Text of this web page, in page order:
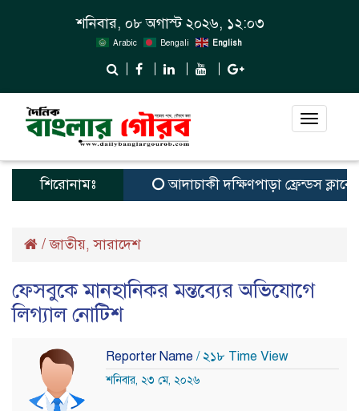
শনিবার, ০৮ অগাস্ট ২০২৬, ১২:০৩
Arabic Bengali English
Toggle
শিরোনামঃ আদাচাকী দক্ষিণপাড়া ফ্রেন্ডস ক্লাবের
/জাতীয়,সারাদেশ
ফেসবুকে মানহানিকর মন্তব্যের অভিযোগে
লিগ্যাল নোটিশ
Reporter Name / ২১৮ Time View
শনিবার, ২৩ মে, ২০২৬